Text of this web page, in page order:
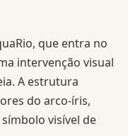
que entra no
intervenção visual
A estrutura
do arco-íris,
visível de